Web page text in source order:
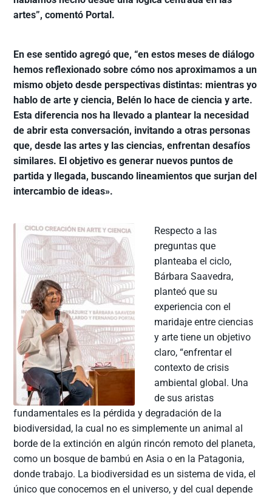
artes”, comentó Portal.
En ese sentido agregó que, “en estos meses de diálogo
hemos reflexionado sobre cómo nos aproximamos a un
mismo objeto desde perspectivas distintas: mientras yo
hablo de arte y ciencia, Belén lo hace de ciencia y arte.
Esta diferencia nos ha llevado a plantear la necesidad
de abrir esta conversación, invitando a otras personas
que, desde las artes y las ciencias, enfrentan desafíos
similares. El objetivo es generar nuevos puntos de
partida y llegada, buscando lineamientos que surjan del
intercambio de ideas».
Respecto a las
preguntas que
planteaba el ciclo,
Bárbara Saavedra,
planteó que su
experiencia con el
maridaje entre ciencias
y arte tiene un objetivo
claro, “enfrentar el
contexto de crisis
ambiental global. Una
de sus aristas
fundamentales es la pérdida y degradación de la
biodiversidad, la cual no es simplemente un animal al
borde de la extinción en algún rincón remoto del planeta,
como un bosque de bambú en Asia o en la Patagonia,
donde trabajo. La biodiversidad es un sistema de vida, el
único que conocemos en el universo, y del cual depende